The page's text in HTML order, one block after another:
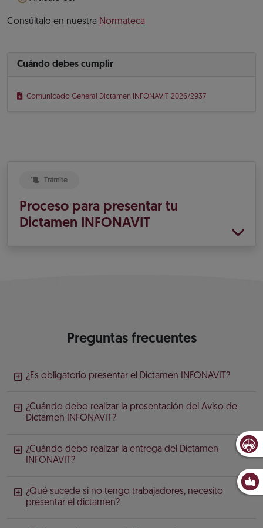
Consúltalo en nuestra Normateca
Cuándo debes cumplir
Comunicado General Dictamen INFONAVIT 2026/2937
Trámite
Proceso para presentar tu
Dictamen INFONAVIT
Preguntas frecuentes
¿Es obligatorio presentar el Dictamen INFONAVIT?
¿Cuándo debo realizar la presentación del Aviso de
Dictamen INFONAVIT?
¿Cuándo debo realizar la entrega del Dictamen
INFONAVIT?
¿Qué sucede si no tengo trabajadores, necesito
presentar el dictamen?